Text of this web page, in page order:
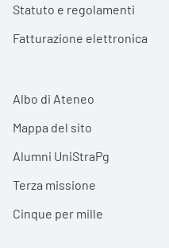
Statuto e regolamenti
Fatturazione elettronica
Albo di Ateneo
Mappa del sito
Alumni UniStraPg
Terza missione
Cinque per mille